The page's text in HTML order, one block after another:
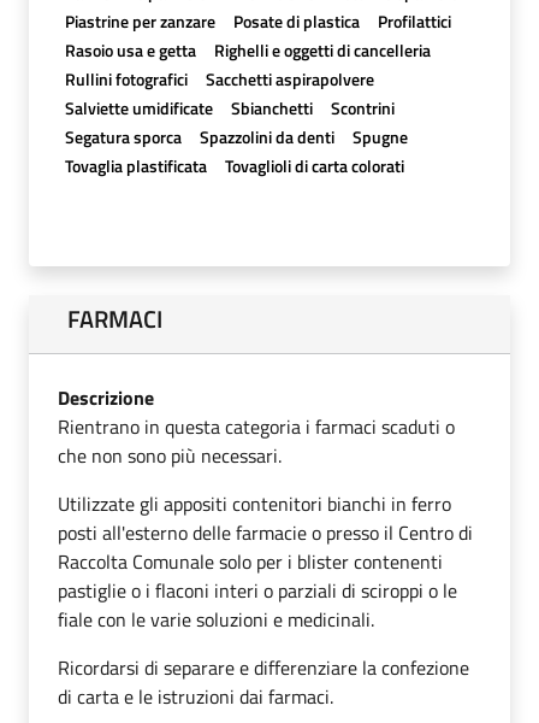
Piastrine per zanzare
Posate di plastica
Profilattici
Rasoio usa e getta
Righelli e oggetti di cancelleria
Rullini fotografici
Sacchetti aspirapolvere
Salviette umidificate
Sbianchetti
Scontrini
Segatura sporca
Spazzolini da denti
Spugne
Tovaglia plastificata
Tovaglioli di carta colorati
FARMACI
Descrizione
Rientrano in questa categoria i farmaci scaduti o
che non sono più necessari.
Utilizzate gli appositi contenitori bianchi in ferro
posti all'esterno delle farmacie o presso il Centro di
Raccolta Comunale solo per i blister contenenti
pastiglie o i flaconi interi o parziali di sciroppi o le
fiale con le varie soluzioni e medicinali.
Ricordarsi di separare e differenziare la confezione
di carta e le istruzioni dai farmaci.